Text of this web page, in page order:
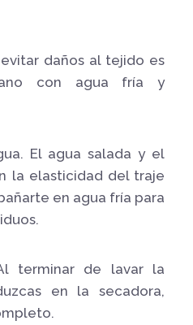
daños al tejido es
con agua fría y
El agua salada y el
la elasticidad del traje
en agua fría para
terminar de lavar la
en la secadora,